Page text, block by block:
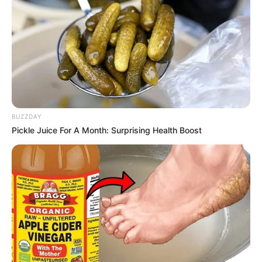
BUZZDAY
Pickle Juice For A Month: Surprising Health Boost